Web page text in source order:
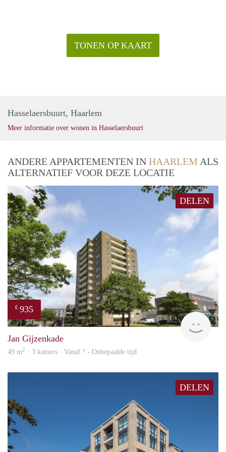
TONEN OP KAART
Hasselaersbuurt, Haarlem
Meer informatie over wonen in Hasselaersbuurt
ANDERE APPARTEMENTEN IN HAARLEM ALS
ALTERNATIEF VOOR DEZE LOCATIE
DELEN
€ 935
rent
Jan Gijzenkade
49 m2 · 3 kamers · Vanaf ? - Onbepaalde tijd
DELEN